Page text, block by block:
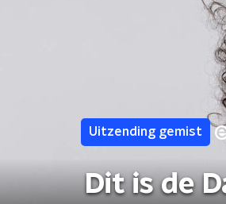
Uitzending gemist
Dit is de